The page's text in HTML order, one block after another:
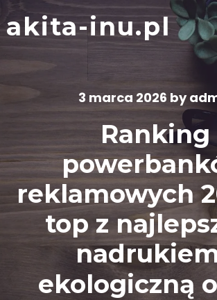
to
content
akita-inu.pl
3 marca 2026 by
Ranking
reklamowych
top z
ekologiczną